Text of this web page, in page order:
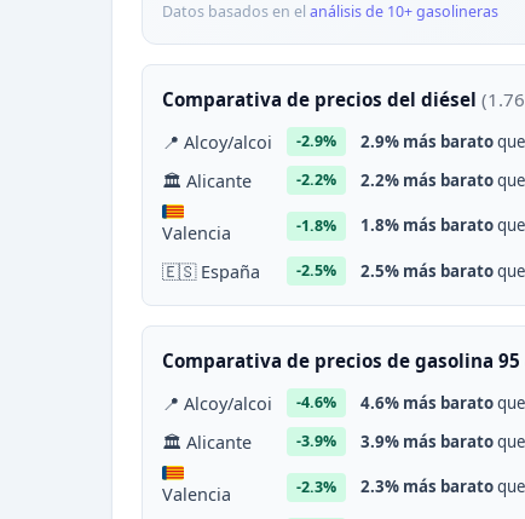
Datos basados en el análisis de 10+ gasolineras
Comparativa de precios del diésel
📍 Alcoy/alcoi -2.9% 2.9% más barato
🏛 Alicante -2.2% 2.2% más barato
Valencia -1.8% 1.8% más barato
🇪🇸 España -2.5% 2.5% más barato
Comparativa de precios de gasolina 95
📍 Alcoy/alcoi -4.6% 4.6% más barato
🏛 Alicante -3.9% 3.9% más barato
Valencia -2.3% 2.3% más barato